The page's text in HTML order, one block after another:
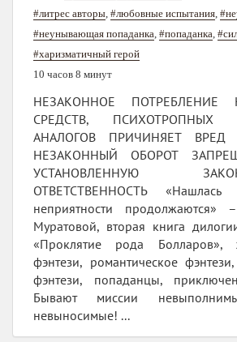
#литрес авторы, #любовные испытания,
#неунывающая попаданка, #попаданка,
#харизматичный герой
10 часов 8 минут
НЕЗАКОННОЕ ПОТРЕБЛЕНИЕ
СРЕДСТВ,
АНАЛОГОВ ПРИЧИНЯЕТ
НЕЗАКОННЫЙ ОБОРОТ
УСТАНОВЛЕННУЮ
ОТВЕТСТВЕННОСТЬ
неприятности
Муратовой, вторая книга
«Проклятие рода
фэнтези, романтическое
фэнтези, попаданцы,
Бывают миссии
невыносимые! ...